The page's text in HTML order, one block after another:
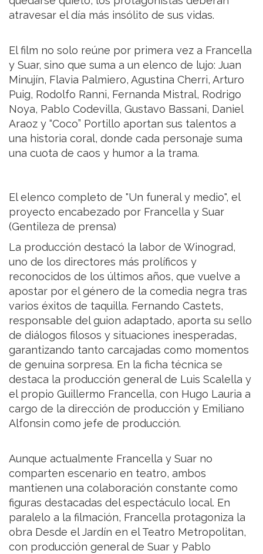
atravesar el día más insólito de sus vidas.
El film no solo reúne por primera vez a Francella
y Suar, sino que suma a un elenco de lujo: Juan
Minujín, Flavia Palmiero, Agustina Cherri, Arturo
Puig, Rodolfo Ranni, Fernanda Mistral, Rodrigo
Noya, Pablo Codevilla, Gustavo Bassani, Daniel
Araoz y “Coco” Portillo aportan sus talentos a
una historia coral, donde cada personaje suma
una cuota de caos y humor a la trama.
El elenco completo de "Un funeral y medio", el
proyecto encabezado por Francella y Suar
(Gentileza de prensa)
La producción destacó la labor de Winograd,
uno de los directores más prolíficos y
reconocidos de los últimos años, que vuelve a
apostar por el género de la comedia negra tras
varios éxitos de taquilla. Fernando Castets,
responsable del guion adaptado, aporta su sello
de diálogos filosos y situaciones inesperadas,
garantizando tanto carcajadas como momentos
de genuina sorpresa. En la ficha técnica se
destaca la producción general de Luis Scalella y
el propio Guillermo Francella, con Hugo Lauria a
cargo de la dirección de producción y Emiliano
Alfonsin como jefe de producción.
Aunque actualmente Francella y Suar no
comparten escenario en teatro, ambos
mantienen una colaboración constante como
figuras destacadas del espectáculo local. En
paralelo a la filmación, Francella protagoniza la
obra Desde el Jardín en el Teatro Metropolitan,
con producción general de Suar y Pablo